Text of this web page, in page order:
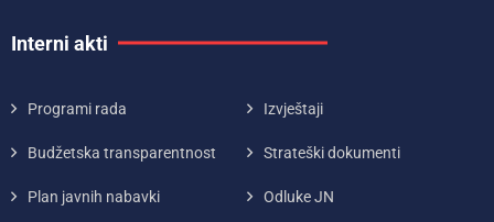
Interni akti
Programi rada Izvještaji
Budžetska transparentnost Strateški dokumenti
Plan javnih nabavki Odluke JN